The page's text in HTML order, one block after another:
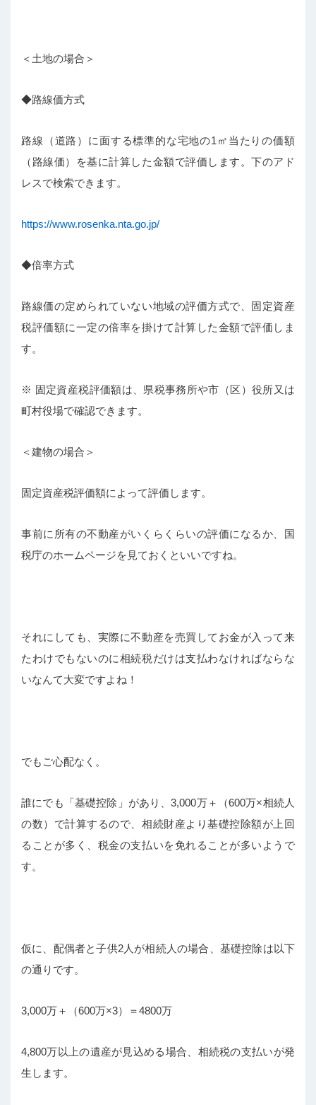
＜土地の場合＞
◆路線価方式
路線（道路）に面する標準的な宅地の1㎡当たりの価額
（路線価）を基に計算した金額で評価します。下のアド
レスで検索できます。
https://www.rosenka.nta.go.jp/
◆倍率方式
路線価の定められていない地域の評価方式で、固定資産
税評価額に一定の倍率を掛けて計算した金額で評価しま
す。
※ 固定資産税評価額は、県税事務所や市（区）役所又は
町村役場で確認できます。
＜建物の場合＞
固定資産税評価額によって評価します。
事前に所有の不動産がいくらくらいの評価になるか、国
税庁のホームページを見ておくといいですね。
それにしても、実際に不動産を売買してお金が入って来
たわけでもないのに相続税だけは支払わなければならな
いなんて大変ですよね！
でもご心配なく。
誰にでも「基礎控除」があり、3,000万＋（600万×相続人
の数）で計算するので、相続財産より基礎控除額が上回
ることが多く、税金の支払いを免れることが多いようで
す。
仮に、配偶者と子供2人が相続人の場合、基礎控除は以下
の通りです。
3,000万＋（600万×3）＝4800万
4,800万以上の遺産が見込める場合、相続税の支払いが発
生します。